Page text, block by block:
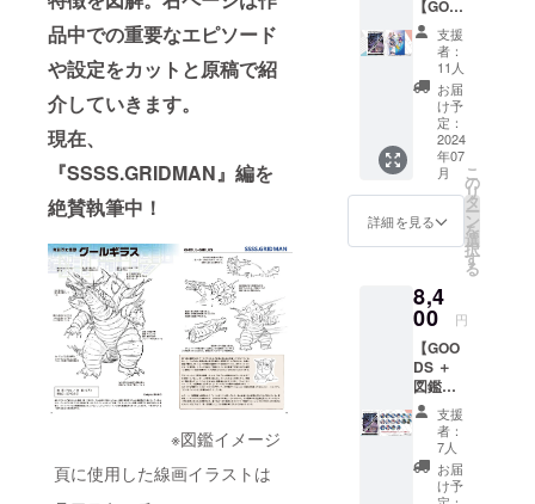
品中での重要なエピソード
や設定をカットと原稿で紹
介していきます。
現在、
『SSSS.GRIDMAN』編を
絶賛執筆中！
※図鑑イメージ
頁に使用した線画イラストは
『SSSS
.DYNAZ
ENON
』から
『グ
リッド
マンユ
ニバー
ス』ま
での全
介 ※版
権は版
帰属し
ます。
※2024
年7月下
旬頃の
お届け
となり
ます。
※価格は
税込み
です。
※送料は
ル化。3
枚
組。
判型：
A4 素
材：
PVC
●【描き
下ろし
使用】
司B2ポ
スター
※原画展
き下ろ
したイ
ラスト
を使用
したB2
ポス
ター ※
新作ポ
スター2
種セッ
ト：西
Fighter
）”西川
伸司 描
き下ろ
し特製
アクリ
ルキー
ホル
ダーと
『西川
伸司の
怪獣解
コース
です。
＜リ
ターン
内容＞
●西川伸
司『グ
リッド
マン ユ
ニバー
ス』“グ
『グ
リッド
マン ユ
ニバー
ス』 “サ
ウンド
ラス合
体！” ポ
ター』
と『西
川伸司
セット
コース
です。
<リター
ン内容>
●【描き
下ろし
使用】
西川伸
司 『グ
リッド
【GOO
DS ＋
図鑑⑦
コー
ス】
【BOO
STER限
定版】
西川伸
司 “宇宙
船ユニ
バース
ヒロイ
ン1”B2
ター ＋
図鑑
コース
<リター
ン内容>
●【描き
下ろし
使用】
西川伸
司 “宇宙
船ユニ
支援
者：
11人
お届
け予
定：
2024
年07
月
詳細を見る
こ
の
リ
タ
ー
ン
を
選
択
す
る
8,4
00 円
【GOO
DS ＋
図鑑⑥
コー
ス】
【BOO
STER限
定版】
支援
者：
7人
お届
け予